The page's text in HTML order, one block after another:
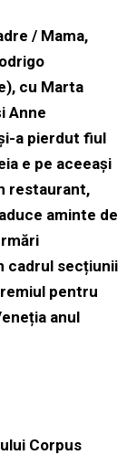
/ Mama,
cu Marta
Anne
a pierdut fiul
e pe aceeaşi
restaurant,
aminte de
cadrul secțiunii
pentru
anul
Corpus